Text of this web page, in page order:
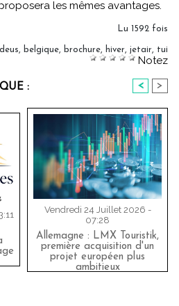
les mêmes avantages.
Lu 1592 fois
, belgique, brochure, hiver, jetair, tui
Notez
: < >
Vendredi 24 Juillet 2026 -
07:28
Allemagne : LMX Touristik,
première acquisition d'un
projet européen plus
ambitieux